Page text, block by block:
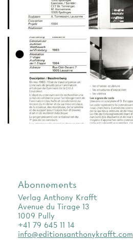
Abonnements
Verlag Anthony Krafft
Avenue du Tirage 13
1009 Pully
+41 79 645 11 14
info@editionsanthonykrafft.com